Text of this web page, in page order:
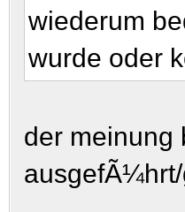
wiederum
wurde oder
der meinung